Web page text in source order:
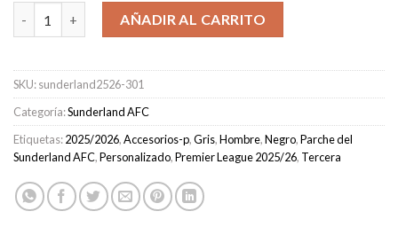
Camiseta Sunderland Tercera Equipación Hombre 2025/2026
AÑADIR AL CARRITO
SKU:sunderland2526-301
Categoría:Sunderland AFC
Etiquetas:2025/2026,Accesorios-p,Gris,Hombre,Negro,Parche del
Sunderland AFC,Personalizado,Premier League 2025/26, Tercera